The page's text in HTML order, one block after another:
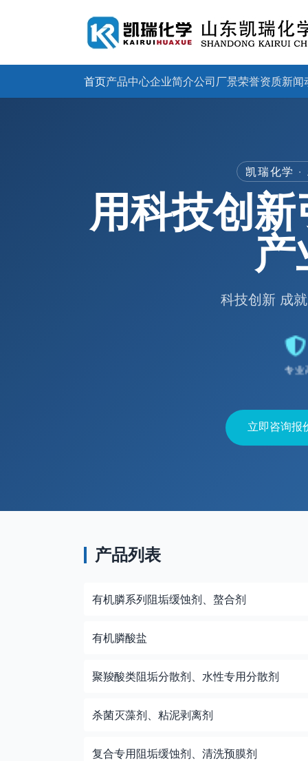
首页产品中心企业简介公司厂景荣誉资质新闻
凯瑞化学 ·
用科技创
科技创新 成
专业
立即咨询报
产品列表
有机膦系列阻垢缓蚀剂、螯合剂
有机膦酸盐
聚羧酸类阻垢分散剂、水性专用分散剂
杀菌灭藻剂、粘泥剥离剂
复合专用阻垢缓蚀剂、清洗预膜剂